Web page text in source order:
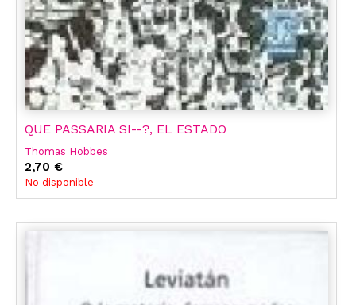
QUE PASSARIA SI--?, EL ESTADO
Thomas Hobbes
2,70 €
No disponible